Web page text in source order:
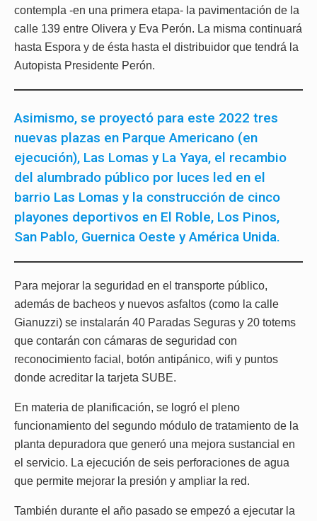
contempla -en una primera etapa- la pavimentación de la
calle 139 entre Olivera y Eva Perón. La misma continuará
hasta Espora y de ésta hasta el distribuidor que tendrá la
Autopista Presidente Perón.
Asimismo, se proyectó para este 2022 tres
nuevas plazas en Parque Americano (en
ejecución), Las Lomas y La Yaya, el recambio
del alumbrado público por luces led en el
barrio Las Lomas y la construcción de cinco
playones deportivos en El Roble, Los Pinos,
San Pablo, Guernica Oeste y América Unida.
Para mejorar la seguridad en el transporte público,
además de bacheos y nuevos asfaltos (como la calle
Gianuzzi) se instalarán 40 Paradas Seguras y 20 totems
que contarán con cámaras de seguridad con
reconocimiento facial, botón antipánico, wifi y puntos
donde acreditar la tarjeta SUBE.
En materia de planificación, se logró el pleno
funcionamiento del segundo módulo de tratamiento de la
planta depuradora que generó una mejora sustancial en
el servicio. La ejecución de seis perforaciones de agua
que permite mejorar la presión y ampliar la red.
También durante el año pasado se empezó a ejecutar la